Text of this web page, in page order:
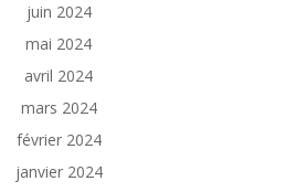
juin 2024
mai 2024
avril 2024
mars 2024
février 2024
janvier 2024